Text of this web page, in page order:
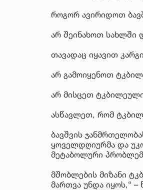
როგორ ავირიდოთ
არ შეინახოთ
თავადაც იყავით
არ გამოიყენოთ
არ მისცეთ
ასწავლეთ, რომ
ბავშვის
ყოველდღიურმა და
მეტაბოლური
მშობლების მიზანი
მართვა უნდა იყოს,“ –